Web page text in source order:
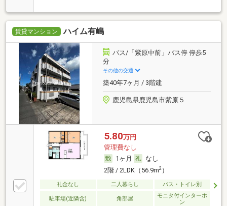
賃貸マンション ハイム有嶋
バス/「紫原中前」バス停 停歩5
分
その他の交通
築40年7ヶ月 / 3階建
鹿児島県鹿児島市紫原５
5.80万円
管理費なし
1ヶ月
なし
2階 / 2LDK（56.9m2）
礼金なし 二人暮らし バス・トイレ別
駐車場(近隣含) 角部屋
モニタ付インターホ
ン